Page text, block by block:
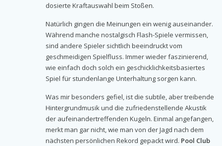
dosierte Kraftauswahl beim Stoßen.
Natürlich gingen die Meinungen ein wenig auseinander.
Während manche nostalgisch Flash-Spiele vermissen,
sind andere Spieler sichtlich beeindruckt vom
geschmeidigen Spielfluss. Immer wieder faszinierend,
wie einfach doch solch ein geschicklichkeitsbasiertes
Spiel für stundenlange Unterhaltung sorgen kann.
Was mir besonders gefiel, ist die subtile, aber treibende
Hintergrundmusik und die zufriedenstellende Akustik
der aufeinandertreffenden Kugeln. Einmal angefangen,
merkt man gar nicht, wie man von der Jagd nach dem
nächsten persönlichen Rekord gepackt wird. Pool Club